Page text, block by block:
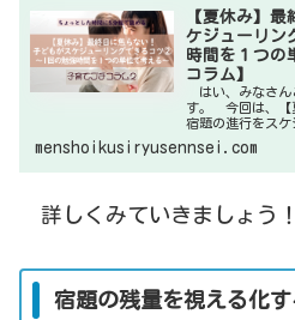
【夏休み】
ケジューリン
時間を１つの
コラム】
はい、みなさん
す。 今回は、【
宿題の進行をス
いていきます。
焦らない！子ど
いつの間にか八
menshoikusiryusennsei.com
詳しくみていきましょう！
宿題の残量を視える化す